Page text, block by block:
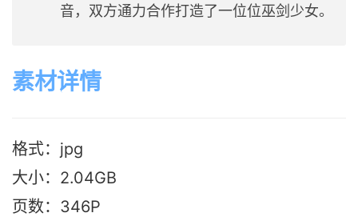
音，双方通力合作打造了一位位巫剑少女。
素材详情
格式：jpg
大小：2.04GB
页数：346P